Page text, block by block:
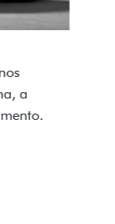
aparecem